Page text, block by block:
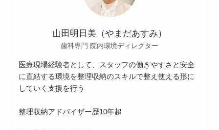
山田明日美（やまだあすみ）
歯科専門 院内環境ディレクター
医療現場経験者として、スタッフの働きやすさと安全
に直結する環境を整理収納のスキルで整え使える形に
していく支援を行う
整理収納アドバイザー歴10年超